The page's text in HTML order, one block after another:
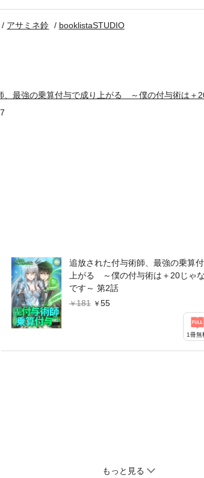
追放された付与術師、最強の乗算
上がる ～僕の付与術は＋20じゃ
です～ 第2話
181
55
1冊無
もっと見る
、あり得ない最速でダンジョンを踏破したり、ジャ
アサミネ鈴
booklistaSTUDIO
、最強の乗算付与で成り上がる ～僕の付与術は＋